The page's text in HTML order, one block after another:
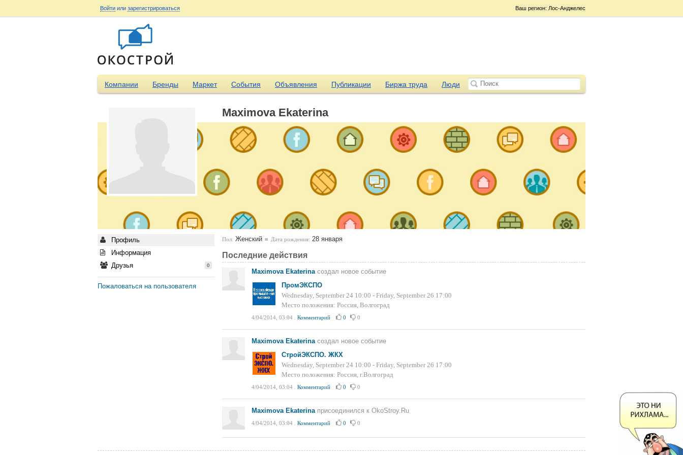
Ваш регион: Лос-Анджелес
Войти или зарегистрироваться
Компании Бренды Маркет События Объявления Публикации Биржа труда Люди
Профиль
Информация
Друзья
0
Пожаловаться на пользователя
Maximova Ekaterina
Пол: Женский Дата рождения: 28 января
Последние действия
Maximova Ekaterinaсоздал новое событие
ПромЭКСПО
Wednesday, September 24 10:00 - Friday, September 26 17:00
Место положения: Россия, Волгоград
4/04/2014, 03:04 Комментарий 0 0
Maximova Ekaterinaсоздал новое событие
СтройЭКСПО. ЖКХ
Wednesday, September 24 10:00 - Friday, September 26 17:00
Место положения: Россия, г.Волгоград
4/04/2014, 03:04 Комментарий 0 0
Maximova Ekaterinaприсоединился к OkoStroy.Ru
4/04/2014, 03:04 Комментарий 0 0